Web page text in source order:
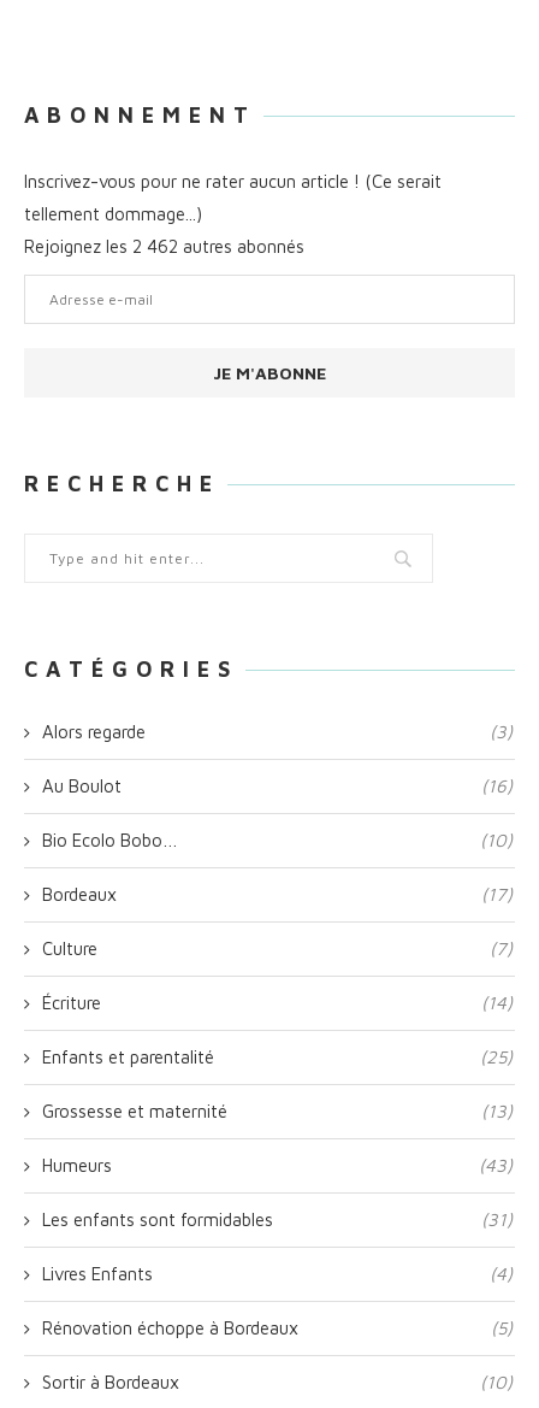
A B O N N E M E N T
Inscrivez-vous pour ne rater aucun article ! (Ce serait
tellement dommage...)
Rejoignez les 2 462 autres abonnés
e-
JE M'ABONNE
R E C H E R C H E
C A T É G O R I E S
Alors regarde (3)
Au Boulot (16)
Bio Ecolo Bobo… (10)
Bordeaux (17)
Culture (7)
Écriture (14)
Enfants et parentalité (25)
Grossesse et maternité (13)
Humeurs (43)
Les enfants sont formidables (31)
Livres Enfants (4)
Rénovation échoppe à Bordeaux (5)
Sortir à Bordeaux (10)